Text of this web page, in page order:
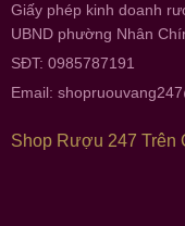
Giấy phép kinh doanh
UBND phường Nhân
SĐT: 0985787191
Email:
Shop Rượu 247 Trên